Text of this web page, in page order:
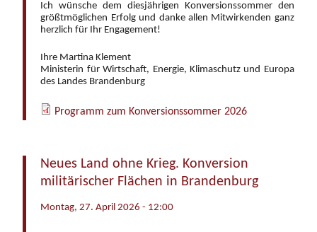
Ich wünsche dem diesjährigen Konversionssommer den
größtmöglichen Erfolg und danke allen Mitwirkenden ganz
herzlich für Ihr Engagement!
Ihre Martina Klement
Ministerin für Wirtschaft, Energie, Klimaschutz und Europa
des Landes Brandenburg
Programm zum Konversionssommer 2026
Neues Land ohne Krieg. Konversion
militärischer Flächen in Brandenburg
Montag, 27. April 2026 - 12:00